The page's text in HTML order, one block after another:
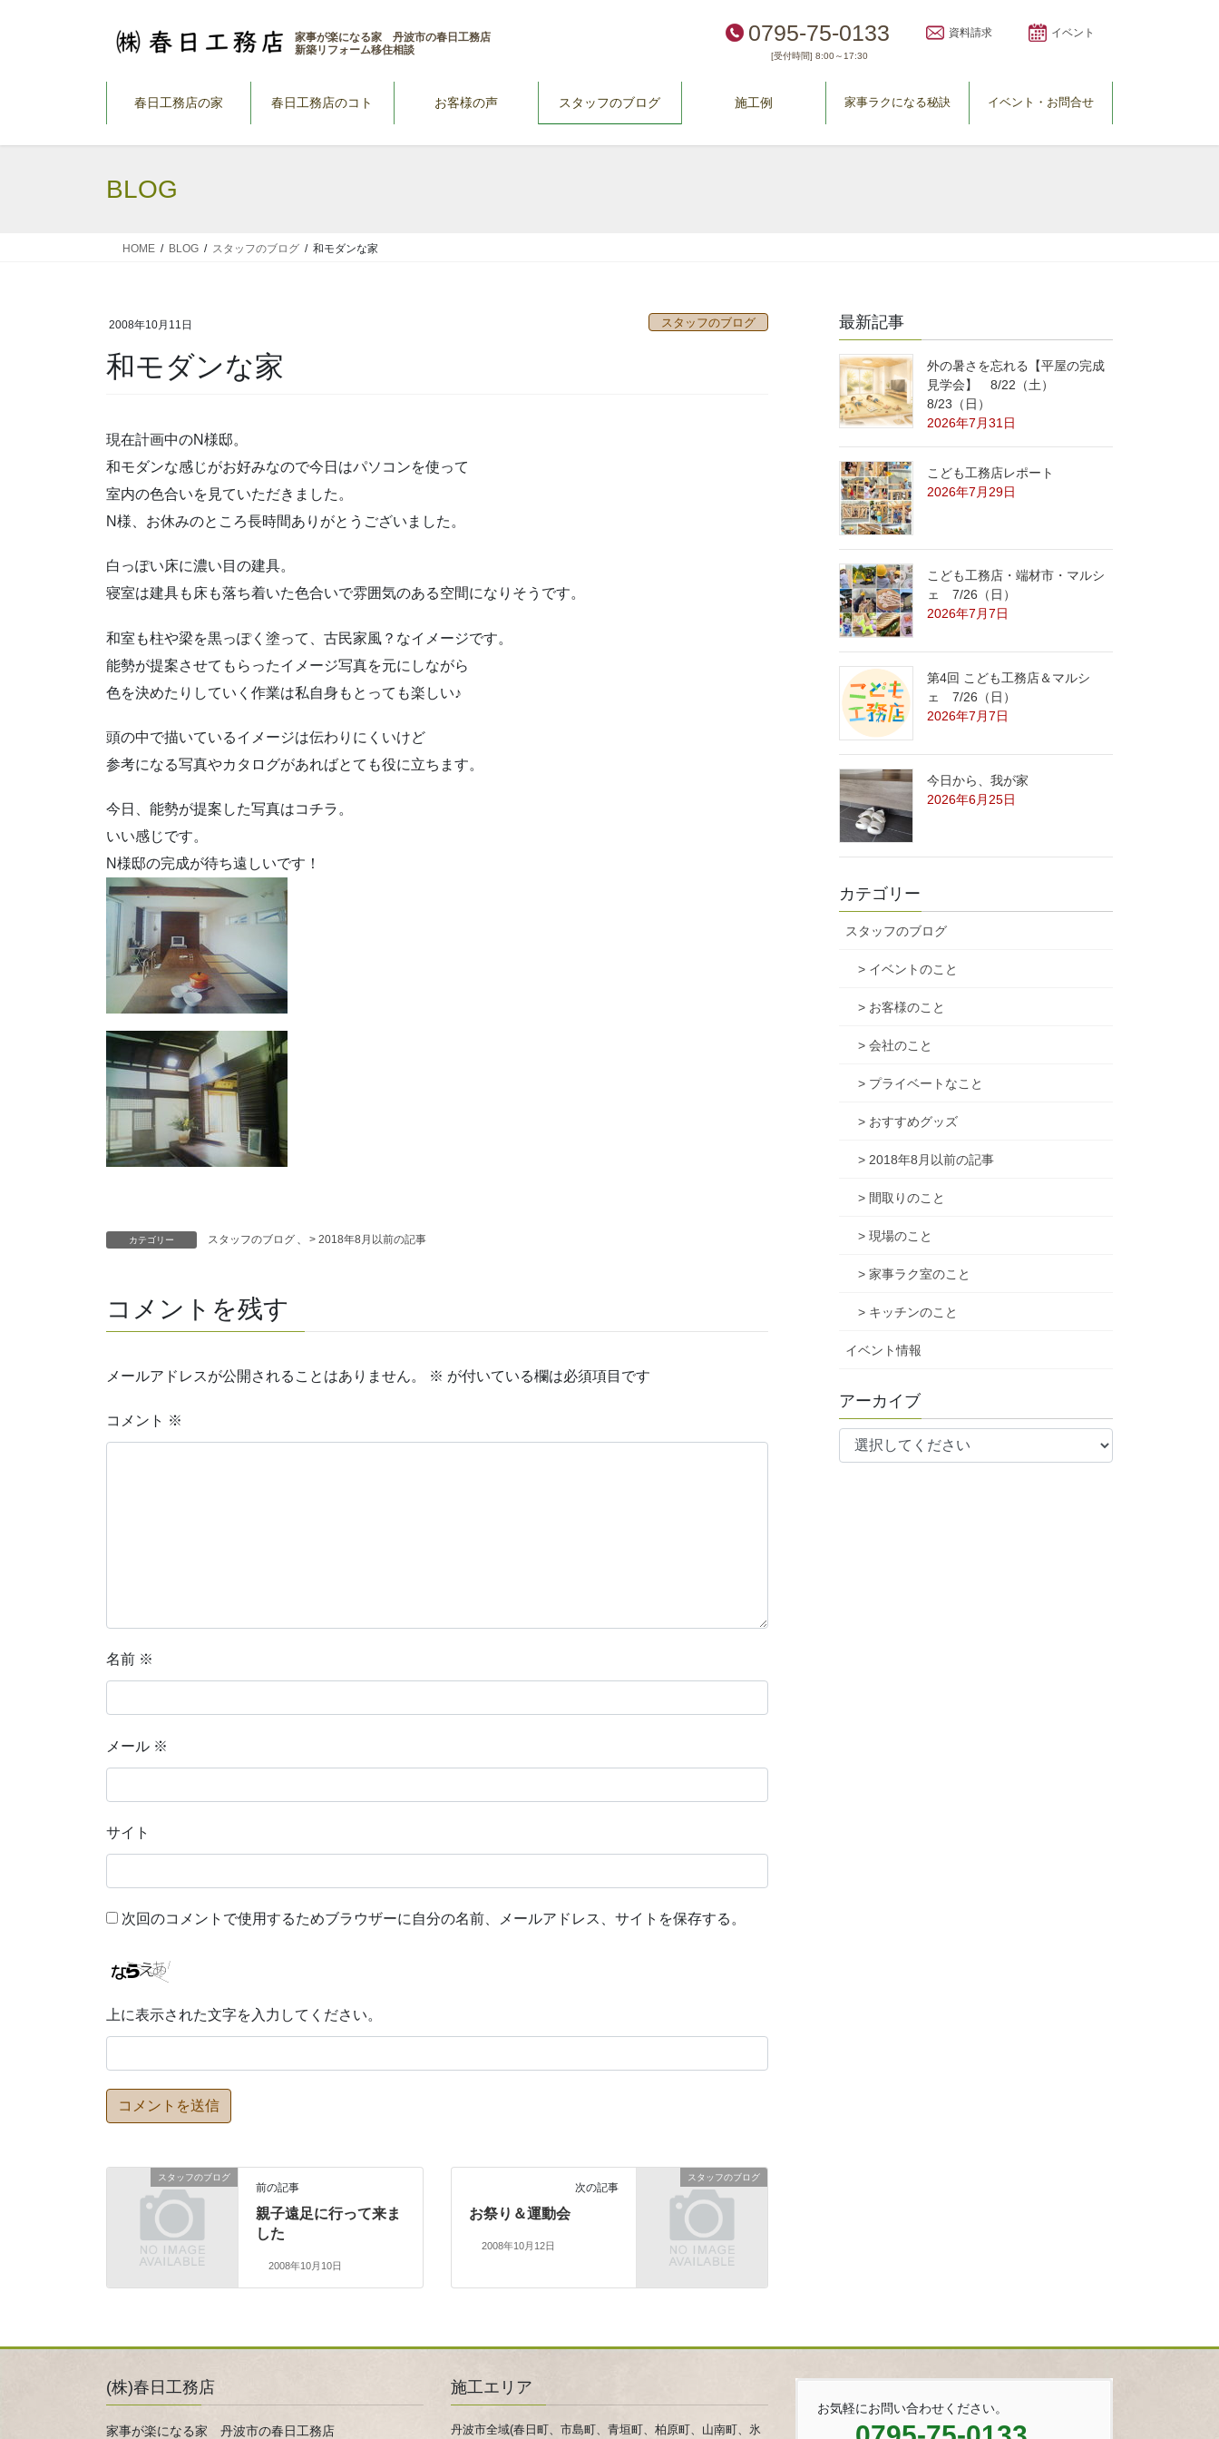
家事が楽になる家 丹波市の春日工務店
新築リフォーム移住相談
0795-75-0133
[受付時間] 8:00～17:30
資料請求 イベント
春日工務店の家 春日工務店のコト お客様の声 スタッフのブログ 施工例 家事ラクになる秘訣 イベント・お問合せ
BLOG
HOME BLOG スタッフのブログ 和モダンな家
2008年10月11日 スタッフのブログ
和モダンな家
現在計画中のN様邸。
和モダンな感じがお好みなので今日はパソコンを使って
室内の色合いを見ていただきました。
N様、お休みのところ長時間ありがとうございました。
白っぽい床に濃い目の建具。
寝室は建具も床も落ち着いた色合いで雰囲気のある空間になりそうです。
和室も柱や梁を黒っぽく塗って、古民家風？なイメージです。
能勢が提案させてもらったイメージ写真を元にしながら
色を決めたりしていく作業は私自身もとっても楽しい♪
頭の中で描いているイメージは伝わりにくいけど
参考になる写真やカタログがあればとても役に立ちます。
今日、能勢が提案した写真はコチラ。
いい感じです。
N様邸の完成が待ち遠しいです！
カテゴリー スタッフのブログ 、 > 2018年8月以前の記事
コメントを残す
メールアドレスが公開されることはありません。 ※ が付いている欄は必須項目です
コメント ※
名前 ※
メール ※
サイト
次回のコメントで使用するためブラウザーに自分の名前、メールアドレス、サイトを保存する。
上に表示された文字を入力してください。
スタッフのブログ
前の記事
親子遠足に行って来ま
した
2008年10月10日
スタッフのブログ
次の記事
お祭り＆運動会
2008年10月12日
最新記事
外の暑さを忘れる【平屋の完成
見学会】 8/22（土）
8/23（日）
2026年7月31日
こども工務店レポート
2026年7月29日
こども工務店・端材市・マルシ
ェ 7/26（日）
2026年7月7日
第4回 こども工務店＆マルシ
ェ 7/26（日）
2026年7月7日
今日から、我が家
2026年6月25日
カテゴリー
スタッフのブログ
> イベントのこと
> お客様のこと
> 会社のこと
> プライベートなこと
> おすすめグッズ
> 2018年8月以前の記事
> 間取りのこと
> 現場のこと
> 家事ラク室のこと
> キッチンのこと
イベント情報
アーカイブ
(株)春日工務店
家事が楽になる家 丹波市の春日工務店
施工エリア
丹波市全域(春日町、市島町、青垣町、柏原町、山南町、氷
お気軽にお問い合わせください。